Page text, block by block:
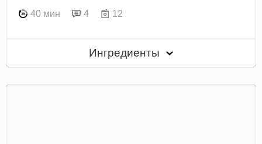
40 мин 4 12
Ингредиенты